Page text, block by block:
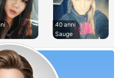
40 anni
Sauge